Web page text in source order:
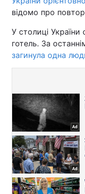
відомо про
У столиці
готель. За
загинула одна